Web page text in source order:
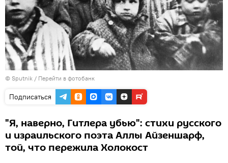
© Sputnik / Перейти в фотобанк
Подписаться
"Я, наверно, Гитлера убью": стихи русского
и израильского поэта Аллы Айзеншарф,
той, что пережила Холокост